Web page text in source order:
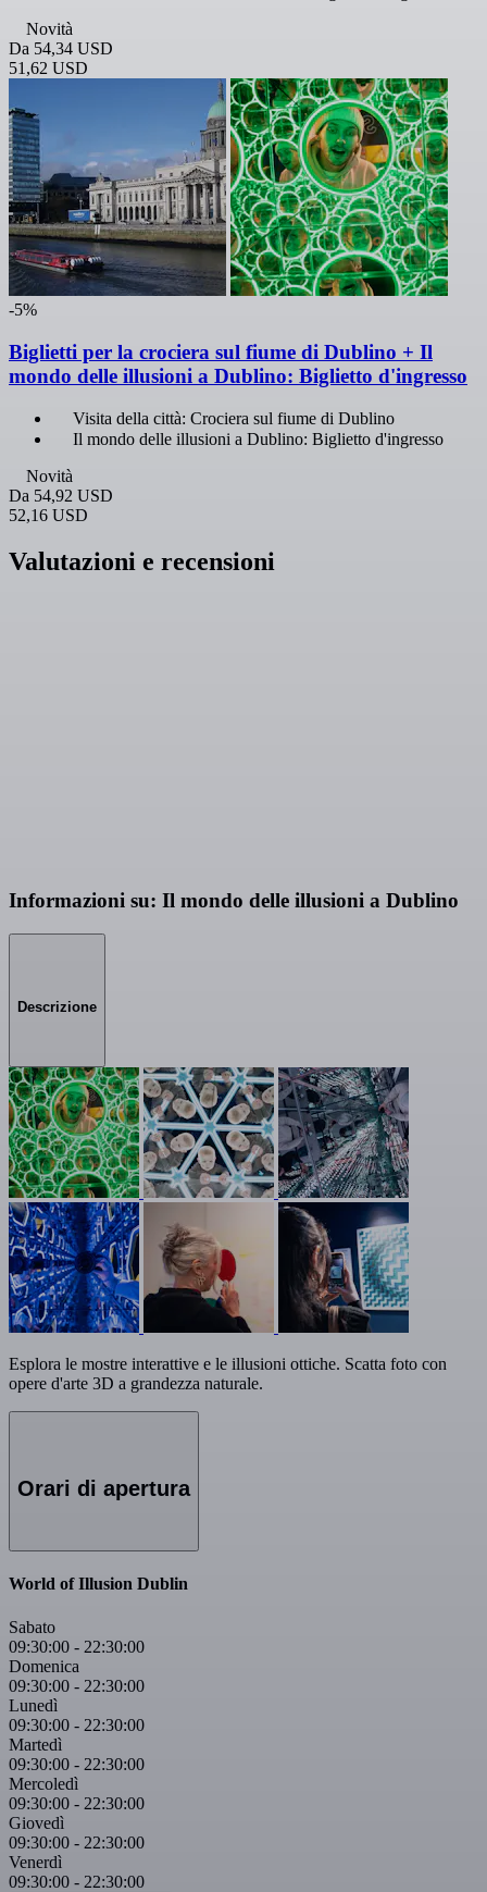
Novità
Da 54,34 USD
51,62 USD
-5%
Biglietti per la crociera sul fiume di Dublino + Il
mondo delle illusioni a Dublino: Biglietto d'ingresso
Visita della città: Crociera sul fiume di Dublino
Il mondo delle illusioni a Dublino: Biglietto d'ingresso
Novità
Da 54,92 USD
52,16 USD
Valutazioni e recensioni
Informazioni su: Il mondo delle illusioni a Dublino
Descrizione
Esplora le mostre interattive e le illusioni ottiche. Scatta foto con
opere d'arte 3D a grandezza naturale.
Orari di apertura
World of Illusion Dublin
Sabato
09:30:00 - 22:30:00
Domenica
09:30:00 - 22:30:00
Lunedì
09:30:00 - 22:30:00
Martedì
09:30:00 - 22:30:00
Mercoledì
09:30:00 - 22:30:00
Giovedì
09:30:00 - 22:30:00
Venerdì
09:30:00 - 22:30:00